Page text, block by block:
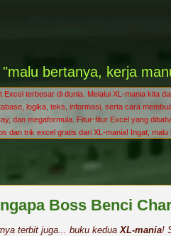
bertanya, kerja
terbesar di dunia. Melalui XL-mania kita
logika, teks, informasi, serta cara
dan megaformula. Fitur-fitur Excel yang
dan trik excel gratis dari XL-mania! Ingat,
Boss Benci
terbit juga... buku keduaXL-mania!